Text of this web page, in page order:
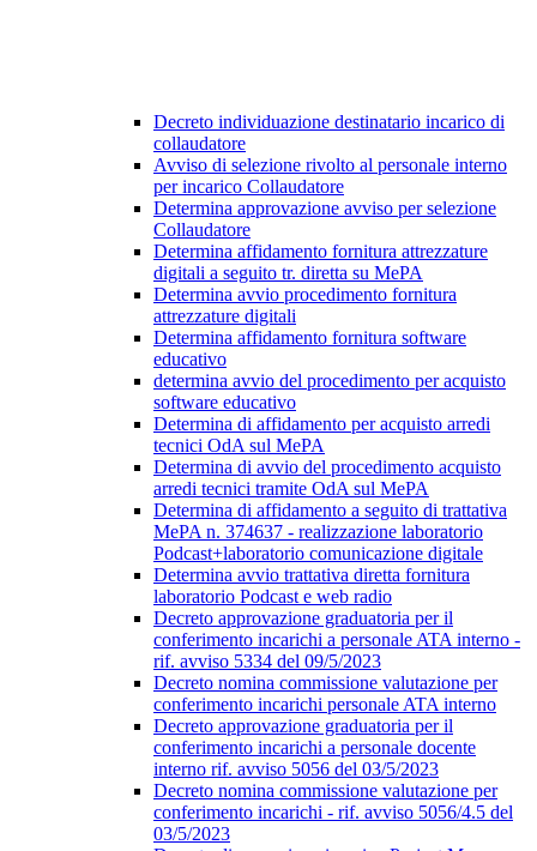
Decreto individuazione destinatario incarico di
collaudatore
Avviso di selezione rivolto al personale interno
per incarico Collaudatore
Determina approvazione avviso per selezione
Collaudatore
Determina affidamento fornitura attrezzature
digitali a seguito tr. diretta su MePA
Determina avvio procedimento fornitura
attrezzature digitali
Determina affidamento fornitura software
educativo
determina avvio del procedimento per acquisto
software educativo
Determina di affidamento per acquisto arredi
tecnici OdA sul MePA
Determina di avvio del procedimento acquisto
arredi tecnici tramite OdA sul MePA
Determina di affidamento a seguito di trattativa
MePA n. 374637 - realizzazione laboratorio
Podcast+laboratorio comunicazione digitale
Determina avvio trattativa diretta fornitura
laboratorio Podcast e web radio
Decreto approvazione graduatoria per il
conferimento incarichi a personale ATA interno -
rif. avviso 5334 del 09/5/2023
Decreto nomina commissione valutazione per
conferimento incarichi personale ATA interno
Decreto approvazione graduatoria per il
conferimento incarichi a personale docente
interno rif. avviso 5056 del 03/5/2023
Decreto nomina commissione valutazione per
conferimento incarichi - rif. avviso 5056/4.5 del
03/5/2023